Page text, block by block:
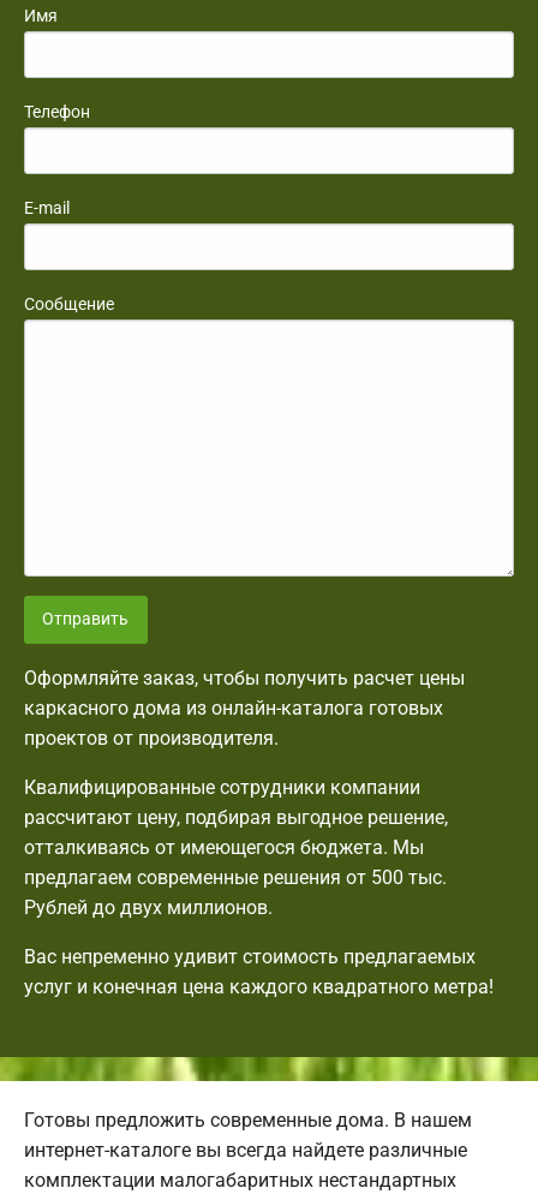
Имя
Телефон
E-mail
Сообщение
Отправить
Оформляйте заказ, чтобы получить расчет цены
каркасного дома из онлайн-каталога готовых
проектов от производителя.
Квалифицированные сотрудники компании
рассчитают цену, подбирая выгодное решение,
отталкиваясь от имеющегося бюджета. Мы
предлагаем современные решения от 500 тыс.
Рублей до двух миллионов.
Вас непременно удивит стоимость предлагаемых
услуг и конечная цена каждого квадратного метра!
Готовы предложить современные дома. В нашем
интернет-каталоге вы всегда найдете различные
комплектации малогабаритных нестандартных